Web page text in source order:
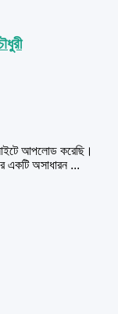
আপলোড করেছি।
একটি অসাধারন ...